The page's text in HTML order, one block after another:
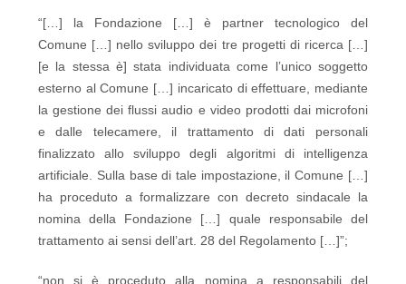
“[…] la Fondazione […] è partner tecnologico del
Comune […] nello sviluppo dei tre progetti di ricerca […]
[e la stessa è] stata individuata come l’unico soggetto
esterno al Comune […] incaricato di effettuare, mediante
la gestione dei flussi audio e video prodotti dai microfoni
e dalle telecamere, il trattamento di dati personali
finalizzato allo sviluppo degli algoritmi di intelligenza
artificiale. Sulla base di tale impostazione, il Comune […]
ha proceduto a formalizzare con decreto sindacale la
nomina della Fondazione […] quale responsabile del
trattamento ai sensi dell’art. 28 del Regolamento […]”;
“non si è proceduto alla nomina a responsabili del